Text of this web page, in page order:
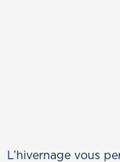
L’hivernage vous